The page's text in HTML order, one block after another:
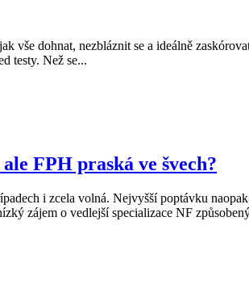
vše dohnat, nezbláznit se a ideálně
testy. Než se...
FPH praská ve švech?
i zcela volná. Nejvyšší poptávku
zájem o vedlejší specializace NF